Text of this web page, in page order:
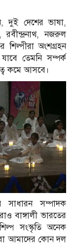
দেশের ভাষা,
নজরুল
অংশগ্রহন
তেমনি সম্পর্ক
কমে আসবে।
সাধারন সম্পাদক
বাঙ্গালী ভারতের
সংস্কৃতি অনেক
আমাদের কোন দল